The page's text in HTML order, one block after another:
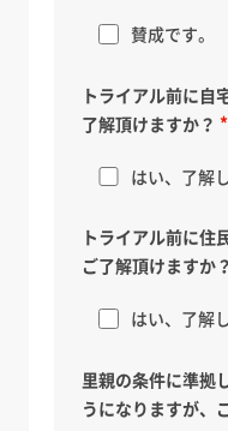
賛成です。
トライアル前に自
了解頂けますか？
はい、了解
トライアル前に住
ご了解頂けますか？
はい、了解
里親の条件に準拠
うになりますが、